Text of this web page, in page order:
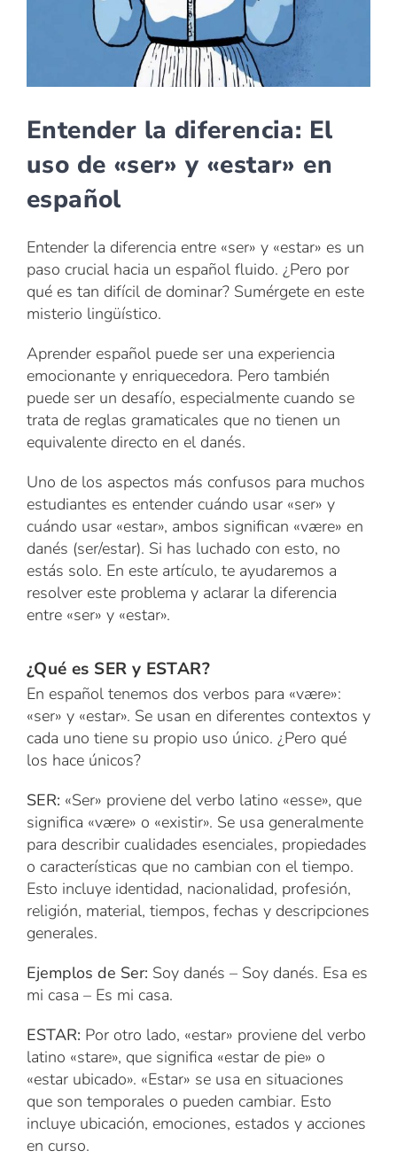
Entender la diferencia: El
uso de «ser» y «estar» en
español
Entender la diferencia entre «ser» y «estar» es un
paso crucial hacia un español fluido. ¿Pero por
qué es tan difícil de dominar? Sumérgete en este
misterio lingüístico.
Aprender español puede ser una experiencia
emocionante y enriquecedora. Pero también
puede ser un desafío, especialmente cuando se
trata de reglas gramaticales que no tienen un
equivalente directo en el danés.
Uno de los aspectos más confusos para muchos
estudiantes es entender cuándo usar «ser» y
cuándo usar «estar», ambos significan «være» en
danés (ser/estar). Si has luchado con esto, no
estás solo. En este artículo, te ayudaremos a
resolver este problema y aclarar la diferencia
entre «ser» y «estar».
¿Qué es SER y ESTAR?
En español tenemos dos verbos para «være»:
«ser» y «estar». Se usan en diferentes contextos y
cada uno tiene su propio uso único. ¿Pero qué
los hace únicos?
SER: «Ser» proviene del verbo latino «esse», que
significa «være» o «existir». Se usa generalmente
para describir cualidades esenciales, propiedades
o características que no cambian con el tiempo.
Esto incluye identidad, nacionalidad, profesión,
religión, material, tiempos, fechas y descripciones
generales.
Ejemplos de Ser: Soy danés – Soy danés. Esa es
mi casa – Es mi casa.
ESTAR: Por otro lado, «estar» proviene del verbo
latino «stare», que significa «estar de pie» o
«estar ubicado». «Estar» se usa en situaciones
que son temporales o pueden cambiar. Esto
incluye ubicación, emociones, estados y acciones
en curso.